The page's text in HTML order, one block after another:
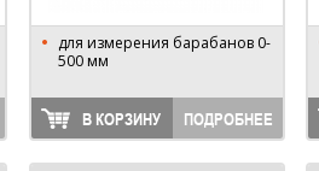
для измерения барабанов 0-
500 мм
В КОРЗИНУ ПОДРОБНЕЕ